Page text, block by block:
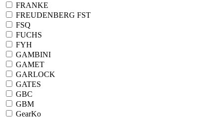
FRANKE
FREUDENBERG FST
FSQ
FUCHS
FYH
GAMBINI
GAMET
GARLOCK
GATES
GBC
GBM
GearKo